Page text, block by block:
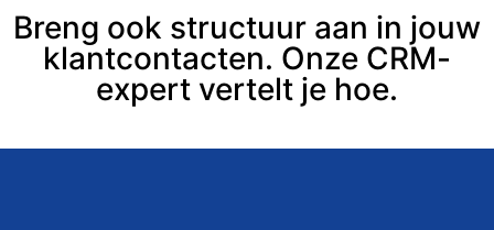
Breng ook structuur aan in jouw
klantcontacten. Onze CRM-
expert vertelt je hoe.